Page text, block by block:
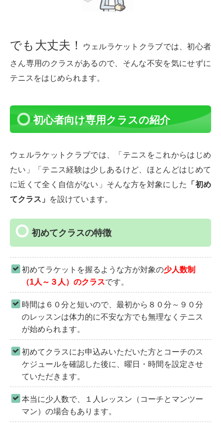
でも大丈夫！
ウェルラケットクラブでは、初心者
さん専用のクラスがあるので、そんな不安を気にせずに
テニスをはじめられます。
初心者向け専用クラスの紹介
ウェルラケットクラブでは、「テニスをこれからはじめ
たい」「テニス経験は少しあるけど、ほとんどはじめて
に近くて全く自信がない」そんな方を対象にした
「初め
てクラス」
を設けています。
初めてクラスの特徴
初めてラケットを握るような方が対象の少人数制
（1人～３人）のクラスです。
時間は６０分と短いので、最初から８０分～９０分
のレッスンは体力的に不安な方でも無理なくテニス
が始められます。
初めてクラスにお申込みいただいた方とコーチのス
ケジュールを確認した後に、曜日・時間を設定させ
ていただきます。
本当に少人数で、１人レッスン（コーチとマンツー
マン）の場合もあります。